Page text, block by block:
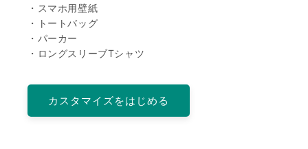
・スマホ用壁紙
・トートバッグ
・パーカー
・ロングスリーブTシャツ
カスタマイズをはじめる